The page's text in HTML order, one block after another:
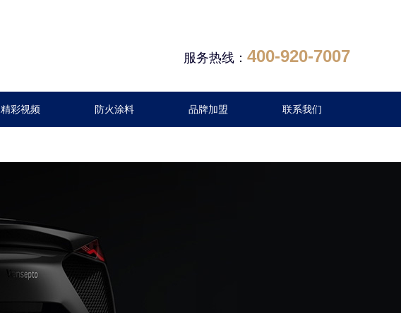
服务热线： 400-920-7007
精彩视频 防火涂料 品牌加盟 联系我们